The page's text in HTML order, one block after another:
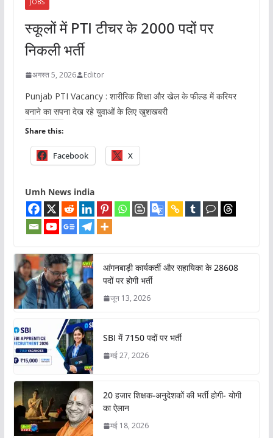
JOBS
स्कूलों में PTI टीचर के 2000 पदों पर
निकली भर्ती
अगस्त 5, 2026 Editor
Punjab PTI Vacancy : शारीरिक शिक्षा और खेल के फील्ड में करियर
बनाने का सपना देख रहे युवाओं के लिए खुशखबरी
Share this:
Facebook X
Umh News india
आंगनबाड़ी कार्यकर्ती और सहायिका के 28608
पदों पर होगी भर्ती
जून 13, 2026
SBI में 7150 पदों पर भर्ती
मई 27, 2026
20 हजार शिक्षक-अनुदेशकों की भर्ती होगी- योगी
का ऐलान
मई 18, 2026